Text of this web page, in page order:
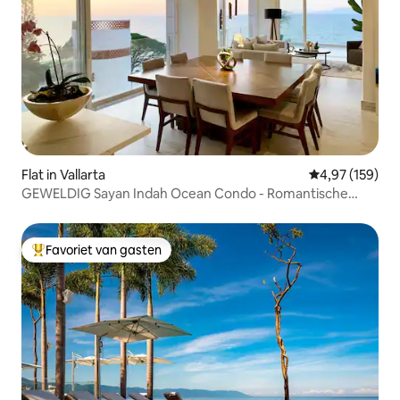
Flat in Vallarta Gemiddelde
4,97 (159)
GEWELDIG Sayan Indah Ocean Condo - Romantische
Topfavoriet van gasten
Favoriet van gasten